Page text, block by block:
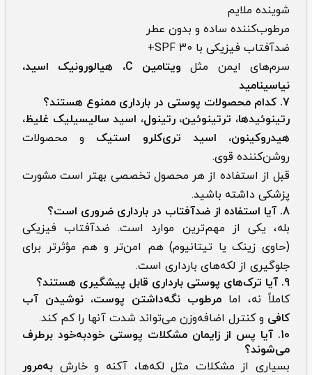
شوینده ملایم
مرطوب‌کننده ساده و بدون عطر
ضدآفتاب فیزیکی با SPF 30+
سرم‌های ایمن مثل
ویتامین C، هیالورونیک اسید،
نیاسینامید
7. کدام محصولات پوستی در بارداری ممنوع هستند؟
رتینوئیدها، ترتینوئین، رتینول، اسید سالیسیلیک غلیظ،
هیدروکینون، اسید تری‌کلرو استیک و محصولات
روشن‌کننده قوی.
قبل از استفاده از هر محصول تخصصی بهتر است مشورت
پزشکی داشته باشید.
8. آیا استفاده از ضدآفتاب در بارداری ضروری است؟
بله، یکی از مهم‌ترین موارد است. ضدآفتاب فیزیکی
(حاوی زینک یا تیتانیوم) هم امن‌تر و هم مؤثرتر برای
جلوگیری از لکه‌های بارداری است.
9. آیا ترک‌های پوستی بارداری قابل پیشگیری هستند؟
کاملاً نه، اما مرطوب نگه‌داشتن پوست، نوشیدن آب
کافی و کنترل اضافه‌وزن می‌تواند شدت آنها را کم کند.
10. آیا پس از زایمان مشکلات پوستی خودبه‌خود برطرف
می‌شوند؟
بسیاری از مشکلات مثل لکه‌ها، آکنه و خارش به‌مرور